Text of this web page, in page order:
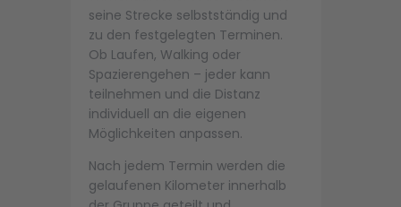
seine Strecke selbstständig und
zu den festgelegten Terminen.
Ob Laufen, Walking oder
Spazierengehen – jeder kann
teilnehmen und die Distanz
individuell an die eigenen
Möglichkeiten anpassen.
Nach jedem Termin werden die
gelaufenen Kilometer innerhalb